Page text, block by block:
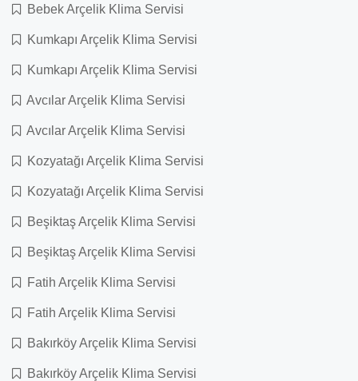
Bebek Arçelik Klima Servisi
Kumkapı Arçelik Klima Servisi
Kumkapı Arçelik Klima Servisi
Avcılar Arçelik Klima Servisi
Avcılar Arçelik Klima Servisi
Kozyatağı Arçelik Klima Servisi
Kozyatağı Arçelik Klima Servisi
Beşiktaş Arçelik Klima Servisi
Beşiktaş Arçelik Klima Servisi
Fatih Arçelik Klima Servisi
Fatih Arçelik Klima Servisi
Bakırköy Arçelik Klima Servisi
Bakırköy Arçelik Klima Servisi